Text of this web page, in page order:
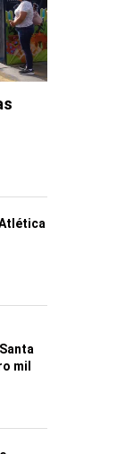
mil